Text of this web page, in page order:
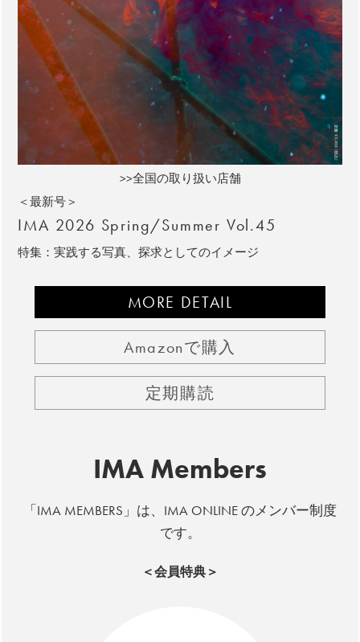
>>全国の取り扱い店舗
＜最新号＞
IMA 2026 Spring/Summer Vol.45
特集：実践する写真、探求としてのイメージ
MORE DETAIL
Amazonで購入
定期購読
IMA Members
「IMA MEMBERS」は、IMA ONLINE のメンバー制度
です。
＜会員特典＞